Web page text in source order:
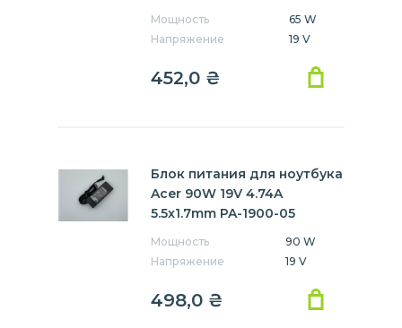
Мощность
65 W
Напряжение
19 V
452,0 ₴
Блок питания для ноутбука
Acer 90W 19V 4.74A
5.5x1.7mm PA-1900-05
Мощность
90 W
Напряжение
19 V
498,0 ₴